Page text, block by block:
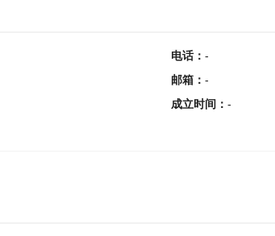
电话： -
邮箱 ： -
成立时间 ： -